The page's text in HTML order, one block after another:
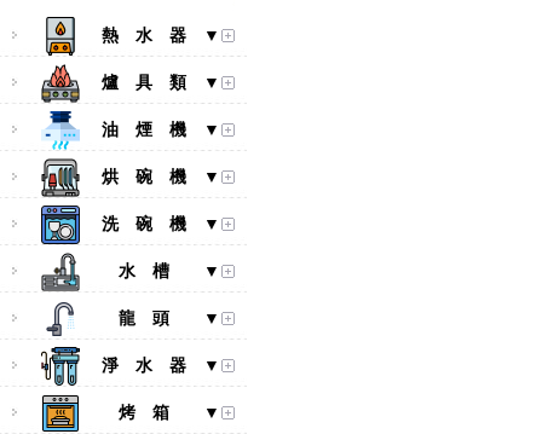
熱 水 器 ▼
爐 具 類 ▼
油 煙 機 ▼
烘 碗 機 ▼
洗 碗 機 ▼
水 槽 ▼
龍 頭 ▼
淨 水 器 ▼
烤 箱 ▼